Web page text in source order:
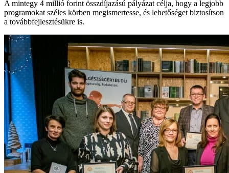
A mintegy 4 millió forint összdíjazású pályázat célja, hogy a legjobb
programokat széles körben megismertesse, és lehetőséget biztosítson
a továbbfejlesztésükre is.